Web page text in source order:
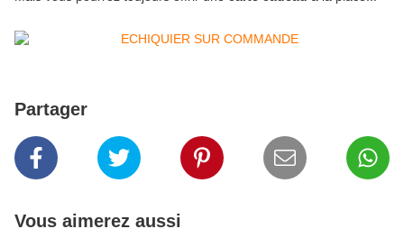
Partager
Vous aimerez aussi